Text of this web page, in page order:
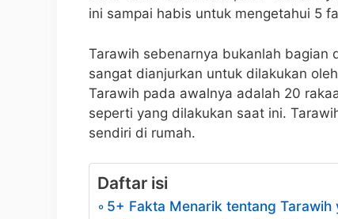
ini sampai habis untuk mengetahui 5
Tarawih sebenarnya bukanlah bagian
sangat dianjurkan untuk dilakukan
Tarawih pada awalnya adalah 20
seperti yang dilakukan saat ini.
sendiri di rumah.
Daftar isi
5+ Fakta Menarik tentang Tarawih